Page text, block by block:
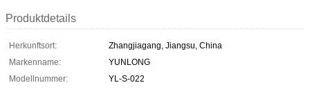
Produktdetails
Herkunftsort:
Zhangjiagang, Jiangsu, China
Markenname:
YUNLONG
Modellnummer:
YL-S-022